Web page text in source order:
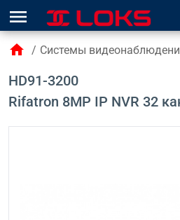
menu
home / Системы
HD91-3200
Rifatron 8MP IP NVR 32